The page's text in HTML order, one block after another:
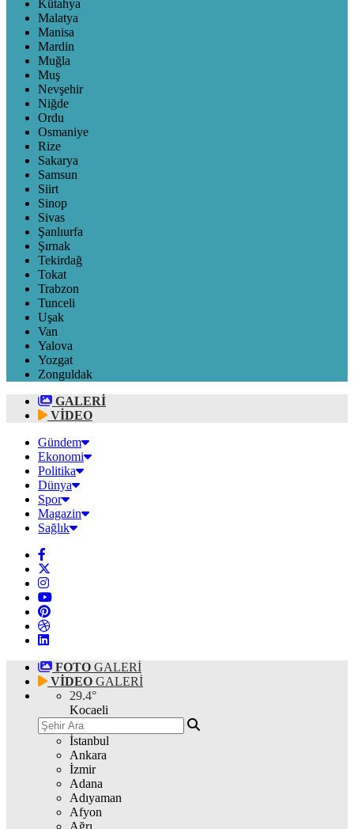
Kütahya
Malatya
Manisa
Mardin
Muğla
Muş
Nevşehir
Niğde
Ordu
Osmaniye
Rize
Sakarya
Samsun
Siirt
Sinop
Sivas
Şanlıurfa
Şırnak
Tekirdağ
Tokat
Trabzon
Tunceli
Uşak
Van
Yalova
Yozgat
Zonguldak
GALERİ
VİDEO
Gündem
Ekonomi
Politika
Dünya
Spor
Magazin
Sağlık
FOTO GALERİ
VİDEO GALERİ
29.4°
Kocaeli
İstanbul
Ankara
İzmir
Adana
Adıyaman
Afyon
Ağrı